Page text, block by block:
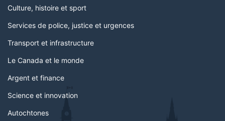
Culture, histoire et sport
Services de police, justice et urgences
Transport et infrastructure
Le Canada et le monde
Argent et finance
Science et innovation
Autochtones